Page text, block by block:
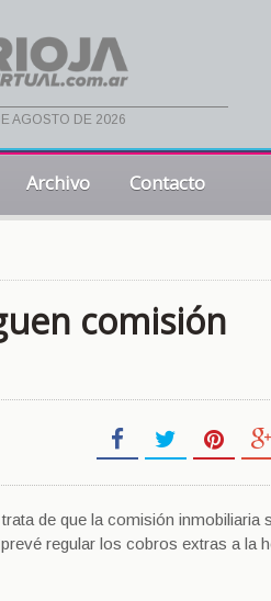
agosto de 2026
Archivo Contacto
comisión
de que la comisión inmobiliaria
regular los cobros extras a la